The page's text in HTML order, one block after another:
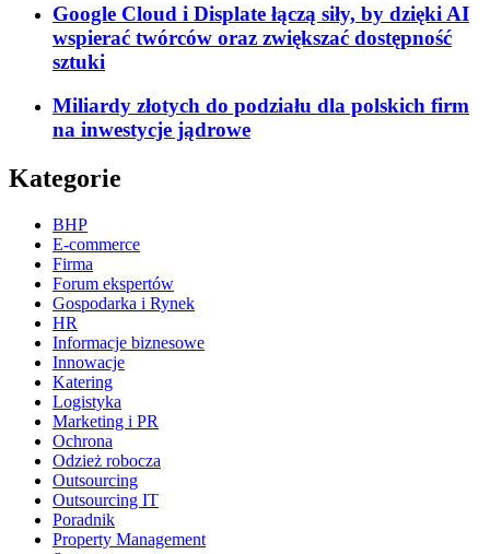
Google Cloud i Displate łączą siły, by dzięki AI
wspierać twórców oraz zwiększać dostępność
sztuki
Miliardy złotych do podziału dla polskich firm
na inwestycje jądrowe
Kategorie
BHP
E-commerce
Firma
Forum ekspertów
Gospodarka i Rynek
HR
Informacje biznesowe
Innowacje
Katering
Logistyka
Marketing i PR
Ochrona
Odzież robocza
Outsourcing
Outsourcing IT
Poradnik
Property Management